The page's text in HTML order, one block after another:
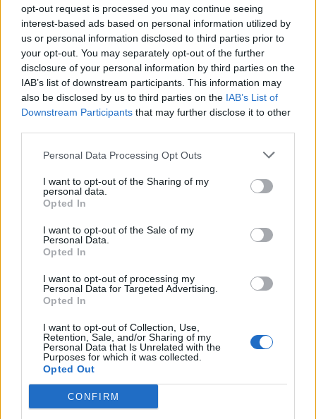
opt-out request is processed you may continue seeing
interest-based ads based on personal information utilized by
us or personal information disclosed to third parties prior to
your opt-out. You may separately opt-out of the further
disclosure of your personal information by third parties on the
IAB’s list of downstream participants. This information may
also be disclosed by us to third parties on the IAB’s List of
Downstream Participants that may further disclose it to other
Personal Data Processing Opt Outs
I want to opt-out of the Sharing of my
personal data.
Opted In
I want to opt-out of the Sale of my
Personal Data.
Opted In
I want to opt-out of processing my
Personal Data for Targeted Advertising.
Opted In
I want to opt-out of Collection, Use,
Retention, Sale, and/or Sharing of my
Personal Data that Is Unrelated with the
Purposes for which it was collected.
Opted Out
CONFIRM
https://www.instagram.com/p/BwT_QWAH8hj/
Από εκείνη την εποχή είχε αρχίσει σταδιακά να
μας φανερώνει το νέο της look. Αφήνοντας
επιμελώς τα μαλλιά της να ασπρίσουν. Από την
τη Ζέτα στο«Δέκα λεπτά κήρυγμα»
, η Γαλήνη
Τσεβά πέρασε στην πιο ροκ εκδοχή της.